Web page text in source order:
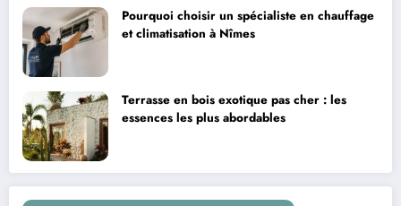
Pourquoi choisir un spécialiste en chauffage
et climatisation à Nîmes
Terrasse en bois exotique pas cher : les
essences les plus abordables